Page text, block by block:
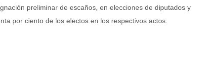
preliminar de escaños, en elecciones de diputados y
por ciento de los electos en los respectivos actos.